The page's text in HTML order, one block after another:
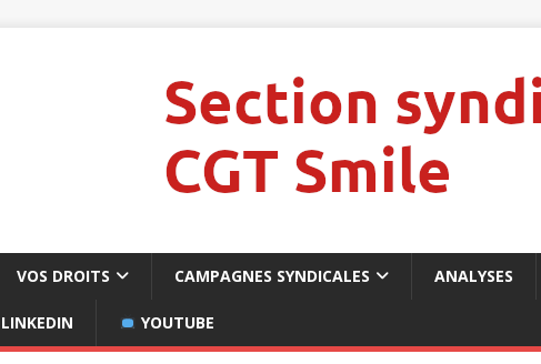
VOS DROITS CAMPAGNES SYNDICALES ANALYSES
LINKEDIN YOUTUBE